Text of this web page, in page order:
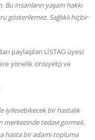
Bu insanların yaşam hakkı
gösterilemez. Sağlıklı hiçbir
paylaşılan LİSTAG üyesi
yönelik cinsiyetçi ve
iyilesebikecek bir hastalık
merkezinde tedavi gormeli.
hasta bir adamı topluma